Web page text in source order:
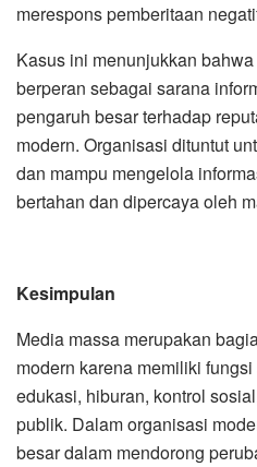
merespons pemberitaan
Kasus ini menunjukkan
berperan sebagai sarana
pengaruh besar terhadap
modern. Organisasi dituntut
dan mampu mengelola
bertahan dan dipercaya oleh
Kesimpulan
Media massa merupakan
modern karena memiliki
edukasi, hiburan, kontrol
publik. Dalam organisasi
besar dalam mendorong